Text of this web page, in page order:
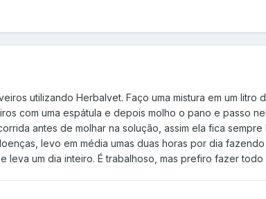
utilizando Herbalvet. Faço uma mistura em um
com uma espátula e depois molho o pano e passo
antes de molhar na solução, assim ela fica
levo em média umas duas horas por dia
leva um dia inteiro. É trabalhoso, mas prefiro fazer